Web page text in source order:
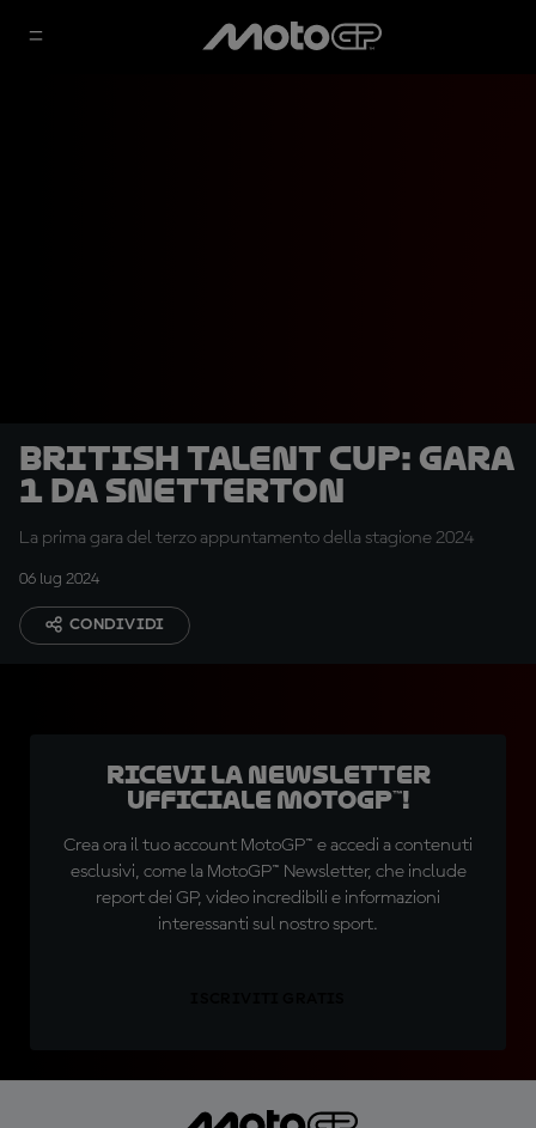
British Talent Cup: Gara
1 da Snetterton
La prima gara del terzo appuntamento della stagione 2024
06 lug 2024
CONDIVIDI
Ricevi la newsletter
ufficiale MotoGP™!
Crea ora il tuo account MotoGP™ e accedi a contenuti
esclusivi, come la MotoGP™ Newsletter, che include
report dei GP, video incredibili e informazioni
interessanti sul nostro sport.